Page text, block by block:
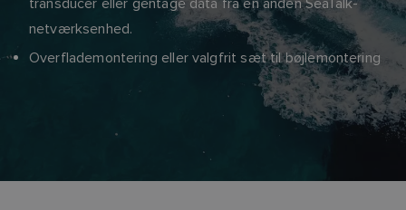
netværksenhed.
Overflademontering eller valgfrit sæt til bøjlemontering